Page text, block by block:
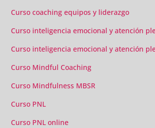
Curso coaching equipos y liderazgo
Curso inteligencia emocional y atención
Curso inteligencia emocional y atención
Curso Mindful Coaching
Curso Mindfulness MBSR
Curso PNL
Curso PNL online